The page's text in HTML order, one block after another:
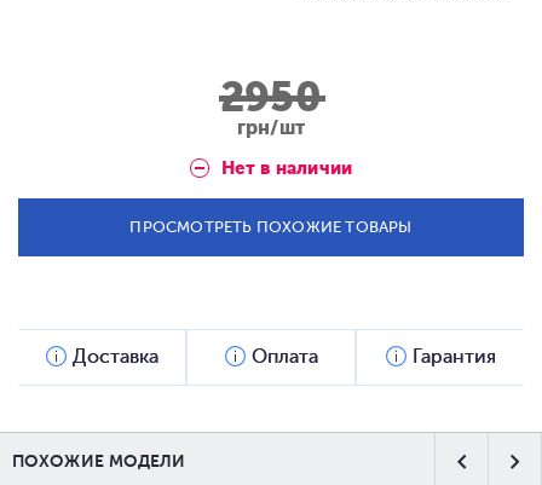
2950
грн/шт
Нет в наличии
ПРОСМОТРЕТЬ ПОХОЖИЕ ТОВАРЫ
Доставка Оплата Гарантия
ПОХОЖИЕ МОДЕЛИ